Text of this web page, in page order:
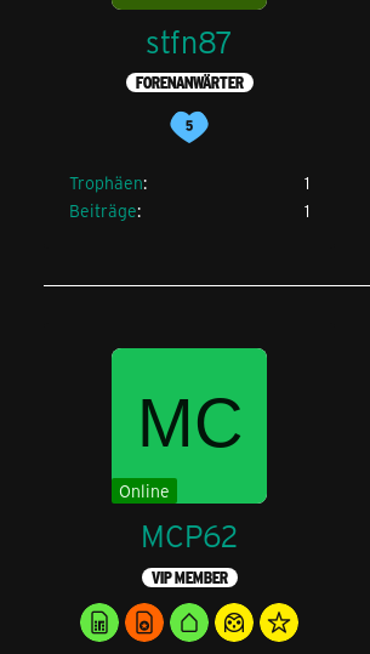
stfn87
FORENANWÄRTER
Trophäen
1
Beiträge
1
Online
MCP62
VIP MEMBER